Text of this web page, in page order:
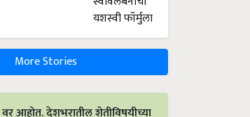
More Stories
आहोत. देशभरातील शेतीविषयीच्या